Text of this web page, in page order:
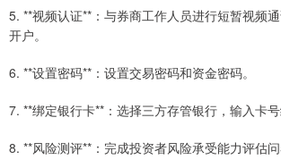
5. **视频认证**：与券商工作人员进行短暂视频
开户。
6. **设置密码**：设置交易密码和资金密码。
7. **绑定银行卡**：选择三方存管银行，输入卡号
8. **风险测评**：完成投资者风险承受能力评估问